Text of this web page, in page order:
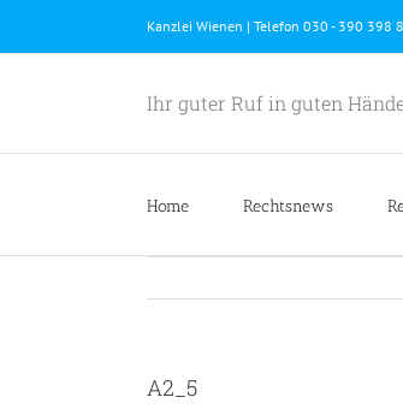
Kanzlei Wienen | Telefon 030 - 390 398
Ihr guter Ruf in guten
Home Rechtsnews
A2_5